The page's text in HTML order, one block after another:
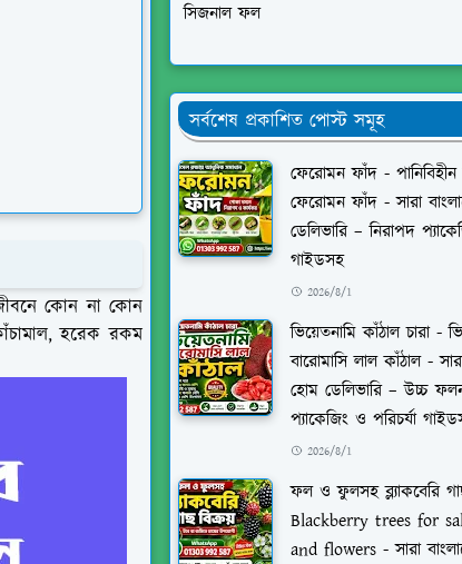
কোন না কোন
হরেক রকম
সিজনাল ফল
সর্বশেষ প্রকাশিত পোস্ট সমূহ
ফেরোমন ফাঁদ - পানিবিহীন
ফেরোমন ফাঁদ - সারা
ডেলিভারি – নিরাপদ
গাইডসহ
2026/8/1
ভিয়েতনামি কাঁঠাল চারা -
বারোমাসি লাল কাঁঠাল -
হোম ডেলিভারি – উচ্চ
প্যাকেজিং ও পরিচর্যা
2026/8/1
ফল ও ফুলসহ ব্ল্যাকবেরি
Blackberry trees for
and flowers - সারা